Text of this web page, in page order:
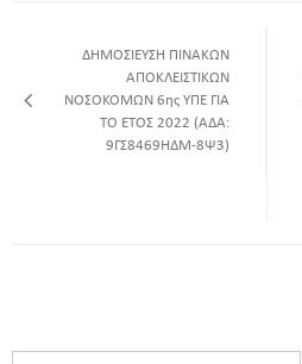
ΔΗΜΟΣΙΕΥΣΗ ΠΙΝΑΚΩΝ
ΑΠΟΚΛΕΙΣΤΙΚΩΝ
ΝΟΣΟΚΟΜΩΝ 6ης ΥΠΕ ΓΙΑ
ΤΟ ΕΤΟΣ 2022 (ΑΔΑ:
9ΓΣ8469ΗΔΜ-8Ψ3)